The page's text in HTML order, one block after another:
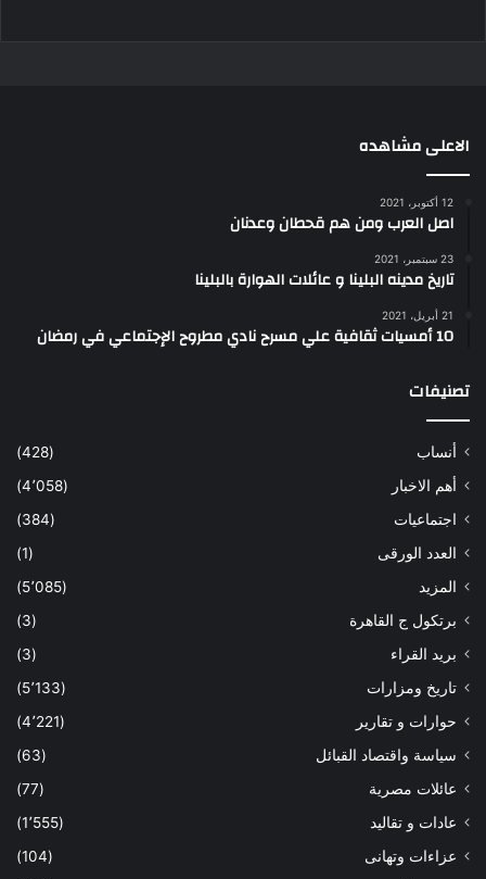
الاعلى مشاهده
12 أكتوبر، 2021
اصل العرب ومن هم قحطان وعدنان
23 سبتمبر، 2021
تاريخ مدينه البلينا و عائلات الهوارة بالبلينا
21 أبريل، 2021
10 أمسيات ثقافية علي مسرح نادي مطروح الإجتماعي في رمضان
تصنيفات
أنساب
(428)
أهم الاخبار
(4٬058)
اجتماعيات
(384)
العدد الورقى
(1)
المزيد
(5٬085)
برتكول ج القاهرة
(3)
بريد القراء
(3)
تاريخ ومزارات
(5٬133)
حوارات و تقارير
(4٬221)
سياسة واقتصاد القبائل
(63)
عائلات مصرية
(77)
عادات و تقاليد
(1٬555)
عزاءات وتهانى
(104)